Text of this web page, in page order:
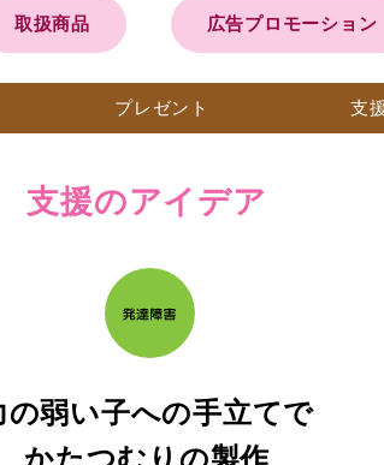
取扱商品 広告プロモーション
プレ ゼント 支
支援のアイデア
の弱い子への手立てで
かたつむりの製作